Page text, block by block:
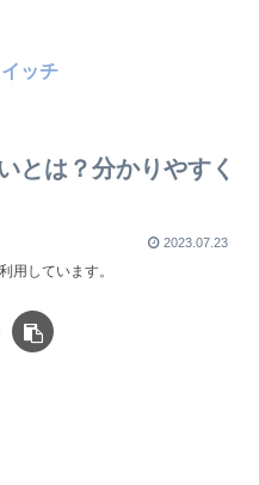
イッチ
とは？分かりやすく
2023.07.23
用しています。